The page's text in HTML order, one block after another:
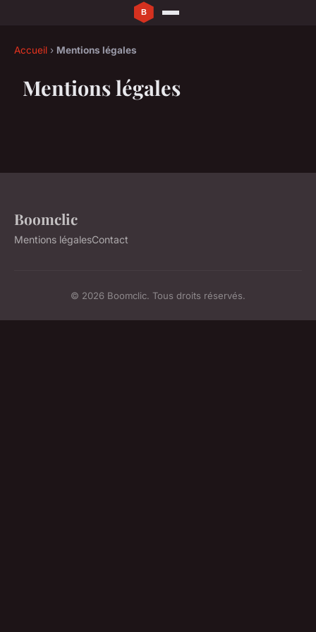
Accueil › Mentions légales
Mentions légales
Boomclic
Mentions légalesContact
© 2026 Boomclic. Tous droits réservés.